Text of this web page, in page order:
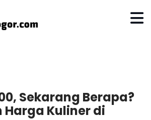
Sekarang Berapa?
Harga Kuliner di